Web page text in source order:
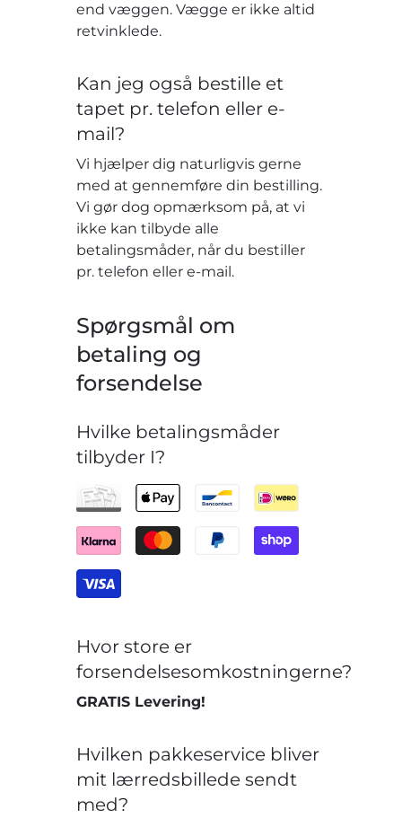
end væggen. Vægge er ikke altid
retvinklede.
Kan jeg også bestille et
tapet pr. telefon eller e-
mail?
Vi hjælper dig naturligvis gerne
med at gennemføre din bestilling.
Vi gør dog opmærksom på, at vi
ikke kan tilbyde alle
betalingsmåder, når du bestiller
pr. telefon eller e-mail.
Spørgsmål om
betaling og
forsendelse
Hvilke betalingsmåder
tilbyder I?
Hvor store er
forsendelsesomkostningerne?
GRATIS Levering!
Hvilken pakkeservice bliver
mit lærredsbillede sendt
med?